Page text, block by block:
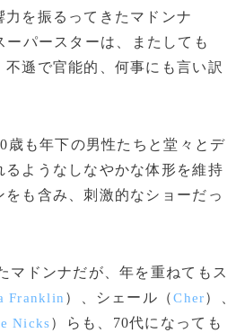
を振るってきたマドンナ
パースターは、またしても
遜で官能的、何事にも言い訳
歳も年下の男性たちと堂々とデ
ようなしなやかな体形を維持
も含み、刺激的なショーだっ
ドンナだが、年を重ねてもス
Franklin ）、シェール（Cher）、
Nicks）らも、70代になっても